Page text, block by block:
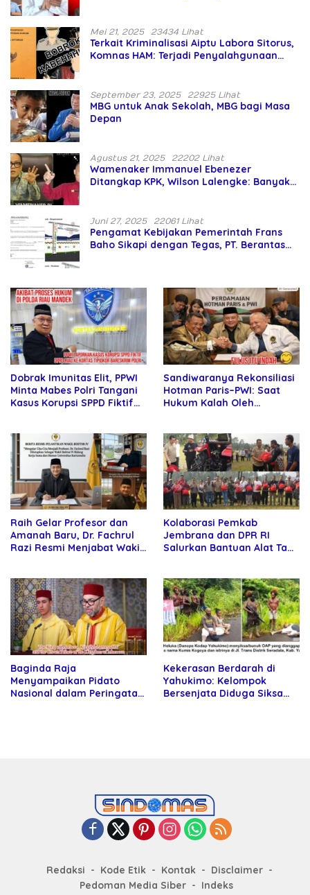
Mei 21, 2025 23434 Lihat
Terkait Kriminalisasi Aiptu Labora Sitorus,
Komnas HAM: Terjadi Penyalahgunaan
September 23, 2025 22925 Lihat
MBG untuk Anak Sekolah, MBG bagi Masa
Depan
Agustus 21, 2025 22202 Lihat
Wamenaker Immanuel Ebenezer
Ditangkap KPK, Wilson Lalengke: Banyak
Juni 27, 2025 22061 Lihat
Pengamat Kebijakan Pemerintah Frans
Baho Sikapi dengan Tegas, PT. Berantas
Dobrak Imunitas Elit, PPWI
Minta Mabes Polri Tangani
Kasus Korupsi SPPD Fiktif
Sandiwaranya Rekonsiliasi
Hotman Paris–PWI: Saat
Hukum Kalah Oleh
Raih Gelar Profesor dan
Amanah Baru, Dr. Fachrul
Razi Resmi Menjabat Wakil
Kolaborasi Pemkab
Jembrana dan DPR RI
Salurkan Bantuan Alat Tani
Baginda Raja
Menyampaikan Pidato
Nasional dalam Peringatan
Kekerasan Berdarah di
Yahukimo: Kelompok
Bersenjata Diduga Siksa
Redaksi Kode Etik Kontak
Disclaimer
Pedoman Media Siber
Indeks